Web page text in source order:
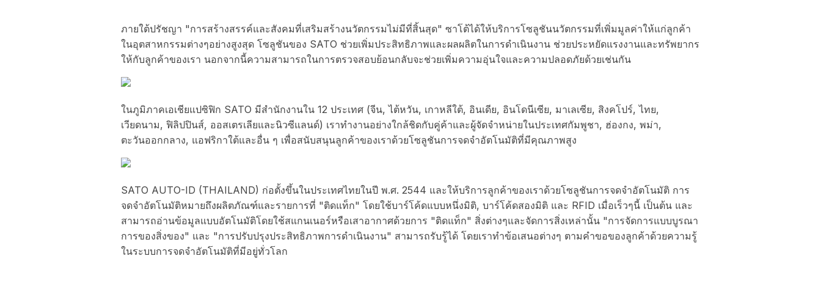
ภายใต้ปรัชญา "การสร้างสรรค์และสังคมที่เสริมสร้างนวัตกรรมไม่มีที่สิ้นสุด" ซาโต้ได้ให้บริการโซลูชันนวัตกรรมที่เพิ่มมูลค่าให้แก่ลูกค้า
ในอุตสาหกรรมต่างๆอย่างสูงสุด โซลูชันของ SATO ช่วยเพิ่มประสิทธิภาพและผลผลิตในการดำเนินงาน ช่วยประหยัดแรงงานและทรัพยากร
ให้กับลูกค้าของเรา นอกจากนี้ความสามารถในการตรวจสอบย้อนกลับจะช่วยเพิ่มความอุ่นใจและความปลอดภัยด้วยเช่นกัน
ในภูมิภาคเอเชียแปซิฟิก SATO มีสำนักงานใน 12 ประเทศ (จีน, ไต้หวัน, เกาหลีใต้, อินเดีย, อินโดนีเซีย, มาเลเซีย, สิงคโปร์, ไทย,
เวียดนาม, ฟิลิปปินส์, ออสเตรเลียและนิวซีแลนด์) เราทำงานอย่างใกล้ชิดกับคู่ค้าและผู้จัดจำหน่ายในประเทศกัมพูชา, ฮ่องกง, พม่า,
ตะวันออกกลาง, แอฟริกาใต้และอื่น ๆ เพื่อสนับสนุนลูกค้าของเราด้วยโซลูชันการจดจำอัตโนมัติที่มีคุณภาพสูง
SATO AUTO-ID (THAILAND) ก่อตั้งขึ้นในประเทศไทยในปี พ.ศ. 2544 และให้บริการลูกค้าของเราด้วยโซลูชันการจดจำอัตโนมัติ การ
จดจำอัตโนมัติหมายถึงผลิตภัณฑ์และรายการที่ "ติดแท็ก" โดยใช้บาร์โค้ดแบบหนึ่งมิติ, บาร์โค้ดสองมิติ และ RFID เมื่อเร็วๆนี้ เป็นต้น และ
สามารถอ่านข้อมูลแบบอัตโนมัติโดยใช้สแกนเนอร์หรือเสาอากาศด้วยการ "ติดแท็ก" สิ่งต่างๆและจัดการสิ่งเหล่านั้น "การจัดการแบบบูรณา
การของสิ่งของ" และ "การปรับปรุงประสิทธิภาพการดำเนินงาน" สามารถรับรู้ได้ โดยเราทำข้อเสนอต่างๆ ตามคำขอของลูกค้าด้วยความรู้
ในระบบการจดจำอัตโนมัติที่มีอยู่ทั่วโลก